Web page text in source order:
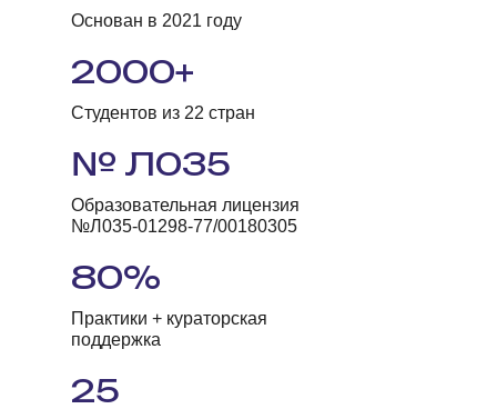
Основан в 2021 году
Практики + кураторская
поддержка
80%
Образовательная лицензия
№Л035-01298-77/00180305
№ Л035
Студентов из 22 стран
2000+
25